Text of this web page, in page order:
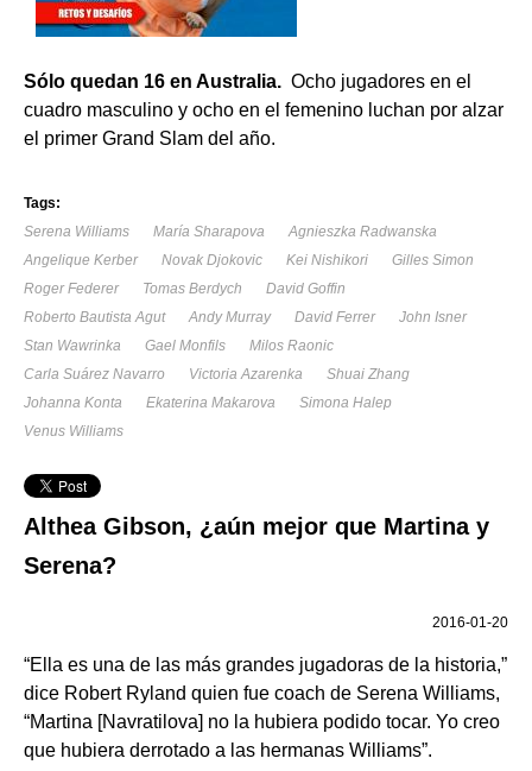
Sólo quedan 16 en Australia. Ocho jugadores en el
cuadro masculino y ocho en el femenino luchan por alzar
el primer Grand Slam del año.
Tags:
Serena Williams
María Sharapova
Agnieszka Radwanska
Angelique Kerber
Novak Djokovic Kei Nishikori
Gilles Simon
Roger Federer
Tomas Berdych
David Goffin
Roberto Bautista Agut
Andy Murray David Ferrer
John Isner
Stan Wawrinka
Gael Monfils
Milos Raonic
Carla Suárez Navarro
Victoria Azarenka
Shuai Zhang
Johanna Konta
Ekaterina Makarova
Simona Halep
Venus Williams
Althea Gibson, ¿aún mejor que Martina y
Serena?
2016-01-20
“Ella es una de las más grandes jugadoras de la historia,”
dice Robert Ryland quien fue coach de Serena Williams,
“Martina [Navratilova] no la hubiera podido tocar. Yo creo
que hubiera derrotado a las hermanas Williams”.